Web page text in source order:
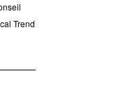
Trend